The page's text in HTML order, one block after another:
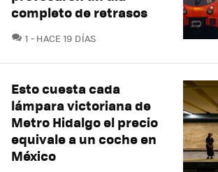
completo de retrasos
1 COMENTARIOS
HACE 19 DÍAS
Esto cuesta cada
lámpara victoriana de
Metro Hidalgo el precio
equivale a un coche en
México